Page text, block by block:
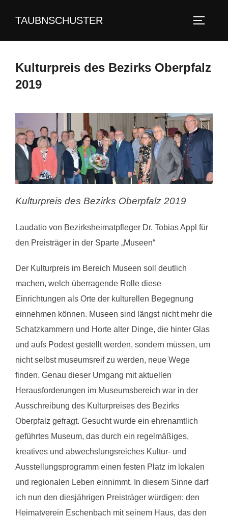
InhaltTAUBNSCHUSTER
Kulturpreis des Bezirks Oberpfalz
2019
Kulturpreis des Bezirks Oberpfalz 2019
Laudatio von Bezirksheimatpfleger Dr. Tobias Appl für
den Preisträger in der Sparte „Museen“
Der Kulturpreis im Bereich Museen soll deutlich
machen, welch überragende Rolle diese
Einrichtungen als Orte der kulturellen Begegnung
einnehmen können. Museen sind längst nicht mehr die
Schatzkammern und Horte alter Dinge, die hinter Glas
und aufs Podest gestellt werden, sondern müssen, um
nicht selbst museumsreif zu werden, neue Wege
finden. Genau dieser Umgang mit aktuellen
Herausforderungen im Museumsbereich war in der
Ausschreibung des Kulturpreises des Bezirks
Oberpfalz gefragt. Gesucht wurde ein ehrenamtlich
geführtes Museum, das durch ein regelmäßiges,
kreatives und abwechslungsreiches Kultur- und
Ausstellungsprogramm einen festen Platz im lokalen
und regionalen Leben einnimmt. In diesem Sinne darf
ich nun den diesjährigen Preisträger würdigen: den
Heimatverein Eschenbach mit seinem Haus, das den